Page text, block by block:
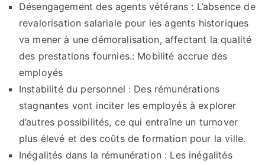
Désengagement des agents vétérans : L’absence de
revalorisation salariale pour les agents historiques
va mener à une démoralisation, affectant la qualité
des prestations fournies.: Mobilité accrue des
employés
Instabilité du personnel : Des rémunérations
stagnantes vont inciter les employés à explorer
d’autres possibilités, ce qui entraîne un turnover
plus élevé et des coûts de formation pour la ville.
Inégalités dans la rémunération : Les inégalités